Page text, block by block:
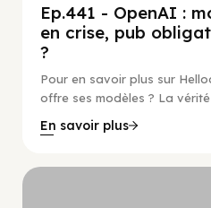
Ep.441 - OpenAI :
en crise, pub
?
Pour en savoir plus sur
offre ses modèles ? La vérité
En savoir plus